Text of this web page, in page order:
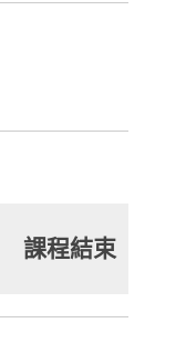
課程結束